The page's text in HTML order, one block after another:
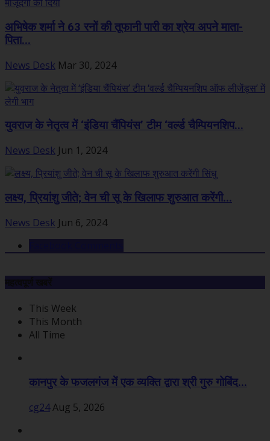
अभिषेक शर्मा ने 63 रनों की तूफानी पारी का श्रेय अपने माता-
पिता...
News Desk Mar 30, 2024
युवराज के नेतृत्व में ‘इंडिया चैंपियंस’ टीम ‘वर्ल्ड चैम्पियनशिप...
News Desk Jun 1, 2024
लक्ष्य, प्रियांशु जीते; वेन ची सू के खिलाफ शुरुआत करेंगी...
News Desk Jun 6, 2024
This Week
This Month
All Time
कानपुर के फजलगंज में एक व्यक्ति द्वारा श्री गुरु गोबिंद...
cg24Aug 5, 2026